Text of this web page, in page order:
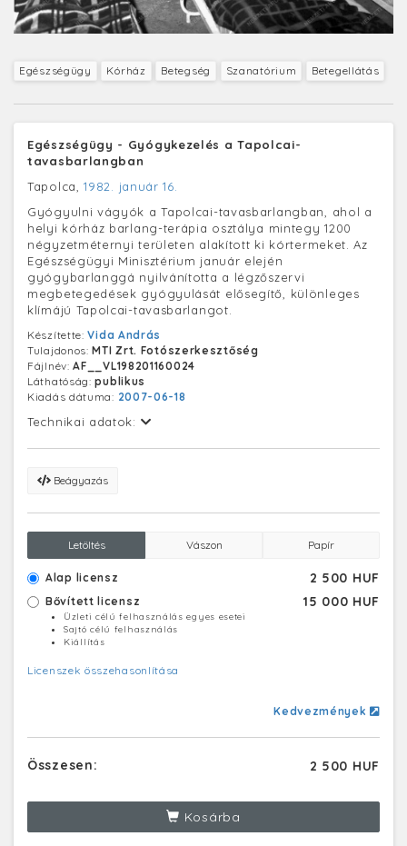
Egészségügy Kórház Betegség Szanatórium Betegellátás
Egészségügy - Gyógykezelés a Tapolcai-
tavasbarlangban
Tapolca,1982. január 16.
Gyógyulni vágyók a Tapolcai-tavasbarlangban, ahol a
helyi kórház barlang-terápia osztálya mintegy 1200
négyzetméternyi területen alakított ki kórtermeket. Az
Egészségügyi Minisztérium január elején
gyógybarlanggá nyilvánította a légzőszervi
megbetegedések gyógyulását elősegítő, különleges
klímájú Tapolcai-tavasbarlangot.
Készítette:Vida András
Tulajdonos:MTI Zrt. Fotószerkesztőség
Fájlnév:AF__VL198201160024
Láthatóság:publikus
Kiadás dátuma: 2007-06-18
Technikai adatok:
Beágyazás
Letöltés Vászon Papír
Alap licensz 2 500 HUF
Bővített licensz 15 000 HUF
Üzleti célú felhasználás egyes esetei
Sajtó célú felhasználás
Kiállítás
Licenszek összehasonlítása
Kedvezmények
Összesen: 2 500 HUF
Kosárba